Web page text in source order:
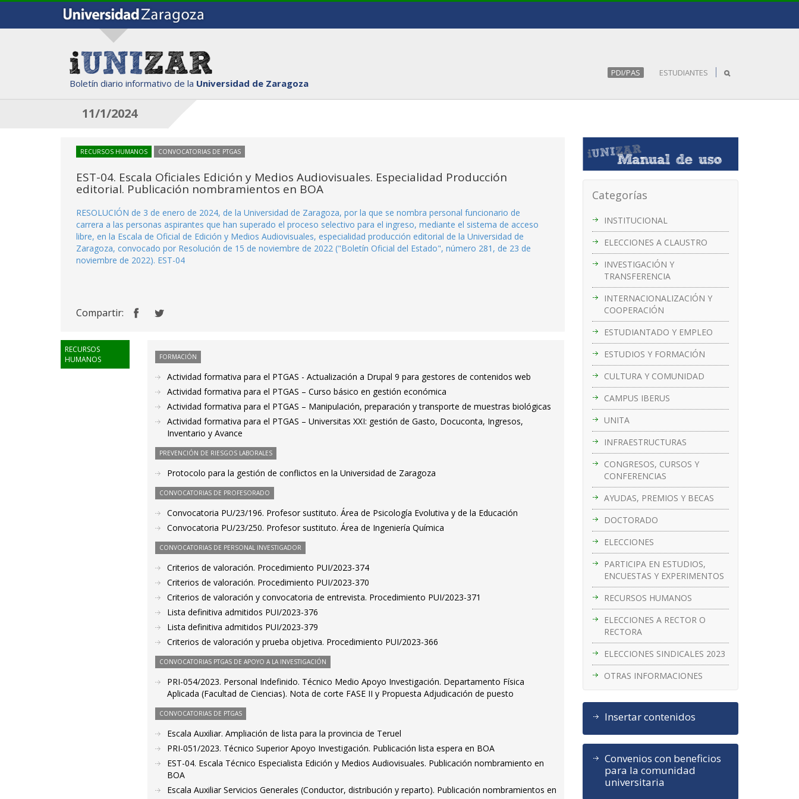
Boletín diario informativo de la Universidad de Zaragoza
PDI/PAS ESTUDIANTES
11/1/2024
Categorías
INSTITUCIONAL
ELECCIONES A CLAUSTRO
INVESTIGACIÓN Y
TRANSFERENCIA
INTERNACIONALIZACIÓN Y
COOPERACIÓN
ESTUDIANTADO Y EMPLEO
ESTUDIOS Y FORMACIÓN
CULTURA Y COMUNIDAD
CAMPUS IBERUS
UNITA
INFRAESTRUCTURAS
CONGRESOS, CURSOS Y
CONFERENCIAS
AYUDAS, PREMIOS Y BECAS
DOCTORADO
ELECCIONES
PARTICIPA EN ESTUDIOS,
ENCUESTAS Y EXPERIMENTOS
RECURSOS HUMANOS
ELECCIONES A RECTOR O
RECTORA
ELECCIONES SINDICALES 2023
OTRAS INFORMACIONES
Insertar contenidos
Convenios con beneficios
para la comunidad
universitaria
RECURSOS HUMANOS CONVOCATORIAS DE PTGAS
EST-04. Escala Oficiales Edición y Medios Audiovisuales. Especialidad Producción
editorial. Publicación nombramientos en BOA
RESOLUCIÓN de 3 de enero de 2024, de la Universidad de Zaragoza, por la que se nombra personal funcionario de
carrera a las personas aspirantes que han superado el proceso selectivo para el ingreso, mediante el sistema de acceso
libre, en la Escala de Oficial de Edición y Medios Audiovisuales, especialidad producción editorial de la Universidad de
Zaragoza, convocado por Resolución de 15 de noviembre de 2022 ("Boletín Oficial del Estado", número 281, de 23 de
noviembre de 2022). EST-04
Compartir:
RECURSOS
HUMANOS
FORMACIÓN
Actividad formativa para el PTGAS - Actualización a Drupal 9 para gestores de contenidos web
Actividad formativa para el PTGAS – Curso básico en gestión económica
Actividad formativa para el PTGAS – Manipulación, preparación y transporte de muestras biológicas
Actividad formativa para el PTGAS – Universitas XXI: gestión de Gasto, Docuconta, Ingresos,
Inventario y Avance
PREVENCIÓN DE RIESGOS LABORALES
Protocolo para la gestión de conflictos en la Universidad de Zaragoza
CONVOCATORIAS DE PROFESORADO
Convocatoria PU/23/196. Profesor sustituto. Área de Psicología Evolutiva y de la Educación
Convocatoria PU/23/250. Profesor sustituto. Área de Ingeniería Química
CONVOCATORIAS DE PERSONAL INVESTIGADOR
Criterios de valoración. Procedimiento PUI/2023-374
Criterios de valoración. Procedimiento PUI/2023-370
Criterios de valoración y convocatoria de entrevista. Procedimiento PUI/2023-371
Lista definitiva admitidos PUI/2023-376
Lista definitiva admitidos PUI/2023-379
Criterios de valoración y prueba objetiva. Procedimiento PUI/2023-366
CONVOCATORIAS PTGAS DE APOYO A LA INVESTIGACIÓN
PRI-054/2023. Personal Indefinido. Técnico Medio Apoyo Investigación. Departamento Física
Aplicada (Facultad de Ciencias). Nota de corte FASE II y Propuesta Adjudicación de puesto
CONVOCATORIAS DE PTGAS
Escala Auxiliar. Ampliación de lista para la provincia de Teruel
PRI-051/2023. Técnico Superior Apoyo Investigación. Publicación lista espera en BOA
EST-04. Escala Técnico Especialista Edición y Medios Audiovisuales. Publicación nombramiento en
BOA
Escala Auxiliar Servicios Generales (Conductor, distribución y reparto). Publicación nombramientos en